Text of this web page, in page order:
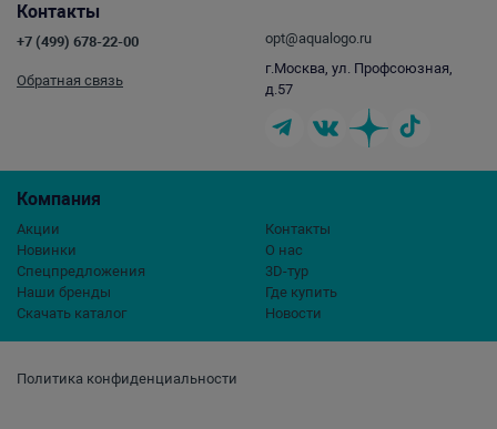
Политика конфиденциальности
Компания
Акции
Новинки
Спецпредложения
Наши бренды
Скачать каталог
Контакты
О нас
3D-тур
Где купить
Новости
Контакты
+7 (499) 678-22-00
Обратная связь
opt@aqualogo.ru
г.Москва, ул. Профсоюзная,
д.57